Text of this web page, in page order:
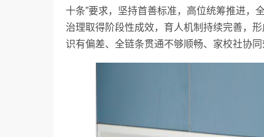
十条”要求，坚持首善标准，高位统筹推进，
治理取得阶段性成效，育人机制持续完善，
识有偏差、全链条贯通不够顺畅、家校社协